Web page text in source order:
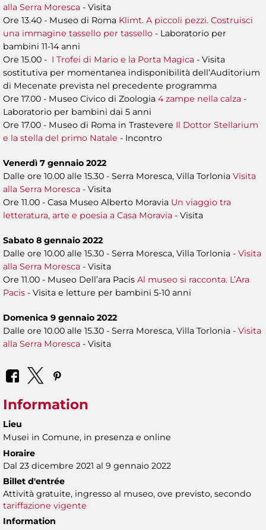
alla Serra Moresca - Visita
Ore 13.40 - Museo di Roma Klimt. A piccoli pezzi. Costruisci
una immagine tassello per tassello - Laboratorio per
bambini 11-14 anni
Ore 15.00 - I Trofei di Mario e la Porta Magica - Visita
sostitutiva per momentanea indisponibilità dell’Auditorium
di Mecenate prevista nel precedente programma
Ore 17.00 - Museo Civico di Zoologia 4 zampe nella calza -
Laboratorio per bambini dai 5 anni
Ore 17.00 - Museo di Roma in Trastevere Il Dottor Stellarium
e la stella del primo Natale - Incontro
Venerdì 7 gennaio 2022
Dalle ore 10.00 alle 15.30 - Serra Moresca, Villa Torlonia Visita
alla Serra Moresca - Visita
Ore 11.00 - Casa Museo Alberto Moravia Un viaggio tra
letteratura, arte e poesia a Casa Moravia - Visita
Sabato 8 gennaio 2022
Dalle ore 10.00 alle 15.30 - Serra Moresca, Villa Torlonia - Visita
alla Serra Moresca - Visita
Ore 11.00 - Museo Dell’ara Pacis Al museo si racconta. L’Ara
Pacis - Visita e letture per bambini 5-10 anni
Domenica 9 gennaio 2022
Dalle ore 10.00 alle 15.30 - Serra Moresca, Villa Torlonia - Visita
alla Serra Moresca - Visita
Information
Lieu
Musei in Comune, in presenza e online
Horaire
Dal 23 dicembre 2021 al 9 gennaio 2022
Billet d'entrée
Attività gratuite, ingresso al museo, ove previsto, secondo
tariffazione vigente
Information